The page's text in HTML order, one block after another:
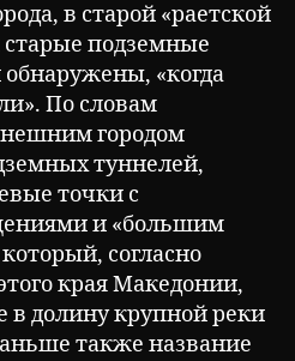
в старой «раетской
подземные
«когда
По словам
городом
туннелей,
точки с
и «большим
согласно
края Македонии,
в долину крупной реки
также название